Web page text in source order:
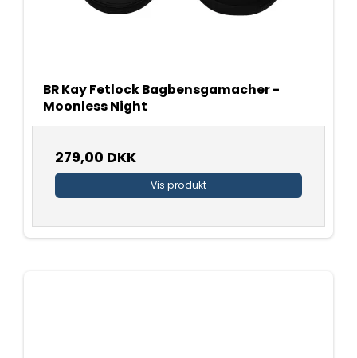
BR Kay Fetlock Bagbensgamacher -
Moonless Night
279,00 DKK
Vis produkt